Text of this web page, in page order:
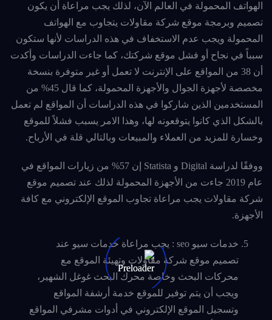
الهواتف المحمولة في العالم الآن، لذلك يجب مراعاة أن يكون
تصميم وبرمجة موقع شركة مقاولات يتجاوب مع الهواتف
المحمولة ويجب عدم الاستخفاف في هذه الدراسات لأنها ستكون
سبباً في نجاح أو فشل موقع شركتك، كما جاءت الدراسات وأكدت
أن 38 من المواقع على الإنترنت لا تعمل أو غير متوفرة بنسخة
مخصصة لأجهزة الجوال والأجهزة المحمولة، كما قال 45% من
المستخدمين الذين شاركوا في هذه الدراسات أن المواقع لم تعمل
بالشكل الذي كانوا يتوقعونه لها، وهذا الامر يسبب فشلاً للموقع
وخسارة للمزيد من العملاء والمبيعات وبالتالي قلة في الأرباح.
ووفقًا لدراسة Digital و Statista إن 57% من زيارات المواقع في
عام 2019 جاءت من الأجهزة المحمولة لذلك عند تصميم موقع
شركة مقاولات يجب مراعاة تجاوب الموقع الإلكتروني مع كافة
الأجهزة.
خدمات سيو seo : يجب مراعاة خدمات سيو عند
تصميم موقع شركة مقاولات وتهيئة الموقع مع
محركات البحث وخاصة محرك البحث غوغل الشهير،
ويجب أن يتم توفير للموقع خدمة أرشفة المواقع
وتسجيل الموقع الإلكتروني في أدوات مشرفي المواقع